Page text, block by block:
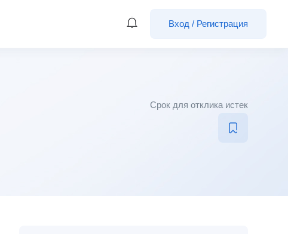
Вход / Регистрация
Срок для отклика истек